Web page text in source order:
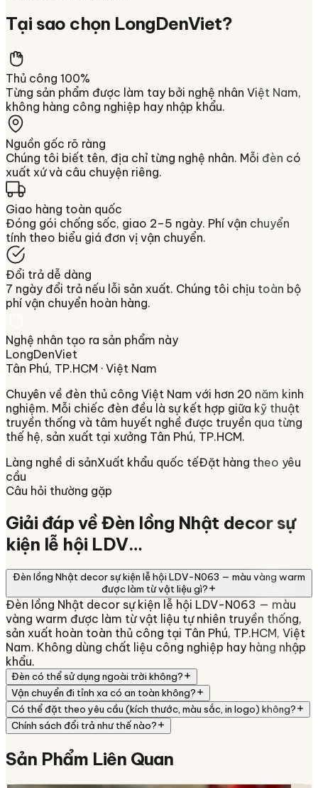
Tại sao chọn LongDenViet?
Thủ công 100%
Từng sản phẩm được làm tay bởi nghệ nhân Việt Nam,
không hàng công nghiệp hay nhập khẩu.
Nguồn gốc rõ ràng
Chúng tôi biết tên, địa chỉ từng nghệ nhân. Mỗi đèn có
xuất xứ và câu chuyện riêng.
Giao hàng toàn quốc
Đóng gói chống sốc, giao 2–5 ngày. Phí vận chuyển
tính theo biểu giá đơn vị vận chuyển.
Đổi trả dễ dàng
7 ngày đổi trả nếu lỗi sản xuất. Chúng tôi chịu toàn bộ
phí vận chuyển hoàn hàng.
Nghệ nhân tạo ra sản phẩm này
LongDenViet
Tân Phú, TP.HCM · Việt Nam
Chuyên về đèn thủ công Việt Nam với hơn 20 năm kinh
nghiệm. Mỗi chiếc đèn đều là sự kết hợp giữa kỹ thuật
truyền thống và tâm huyết nghề được truyền qua từng
thế hệ, sản xuất tại xưởng Tân Phú, TP.HCM.
Làng nghề di sảnXuất khẩu quốc tếĐặt hàng theo yêu
cầu
Câu hỏi thường gặp
Giải đáp vềĐèn lồng Nhật decor sự
kiện lễ hội LDV…
Đèn lồng Nhật decor sự kiện lễ hội LDV-N063 — màu vàng warm
được làm từ vật liệu gì?
Đèn lồng Nhật decor sự kiện lễ hội LDV-N063 — màu
vàng warm được làm từ vật liệu tự nhiên truyền thống,
sản xuất hoàn toàn thủ công tại Tân Phú, TP.HCM, Việt
Nam. Không dùng chất liệu công nghiệp hay hàng nhập
khẩu.
Đèn có thể sử dụng ngoài trời không?
Vận chuyển đi tỉnh xa có an toàn không?
Có thể đặt theo yêu cầu (kích thước, màu sắc, in logo) không?
Chính sách đổi trả như thế nào?
Sản Phẩm Liên Quan